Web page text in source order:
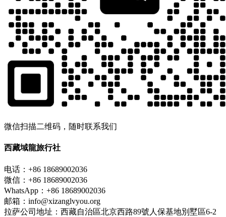
微信扫描二维码，随时联系我们
西藏域龍旅行社
电话：+86 18689002036
微信：+86 18689002036
WhatsApp：+86 18689002036
邮箱：info@xizanglvyou.org
拉萨公司地址：西藏自治區北京西路89號人保基地別墅區6-2